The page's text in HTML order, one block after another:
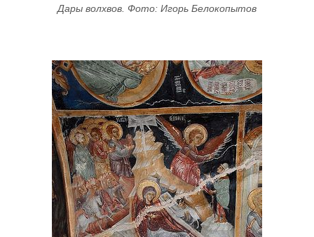
Дары волхвов. Фото: Игорь Белокопытов